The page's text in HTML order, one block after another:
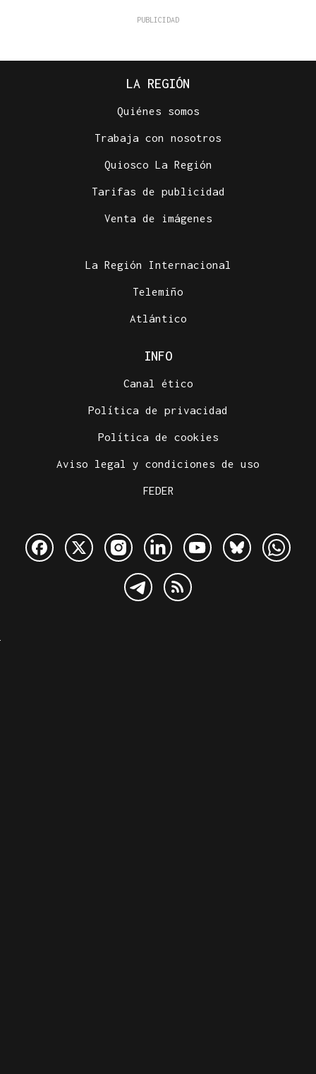
LA REGIÓN
Quiénes somos
Trabaja con nosotros
Quiosco La Región
Tarifas de publicidad
Venta de imágenes
La Región Internacional
Telemiño
Atlántico
INFO
Canal ético
Política de privacidad
Política de cookies
Aviso legal y condiciones de uso
FEDER